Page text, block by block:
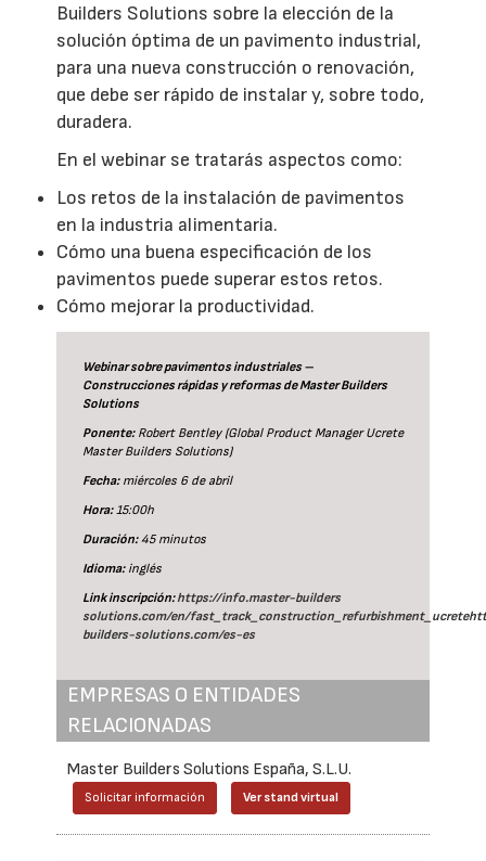
Builders Solutions sobre la elección de la
solución óptima de un pavimento industrial,
para una nueva construcción o renovación,
que debe ser rápido de instalar y, sobre todo,
duradera.
En el webinar se tratarás aspectos como:
Los retos de la instalación de pavimentos
en la industria alimentaria.
Cómo una buena especificación de los
pavimentos puede superar estos retos.
Cómo mejorar la productividad.
Webinar sobre pavimentos industriales –
Construcciones rápidas y reformas de Master Builders
Solutions
Ponente:Robert Bentley (Global Product Manager Ucrete
Master Builders Solutions)
Fecha:miércoles 6 de abril
Hora:15:00h
Duración:45 minutos
Idioma:inglés
Link inscripción:https://info.master-builders
solutions.com/en/
builders-solutions.com/es-es
EMPRESAS O ENTIDADES
RELACIONADAS
Master Builders Solutions España, S.L.U.
Solicitar información Ver stand virtual